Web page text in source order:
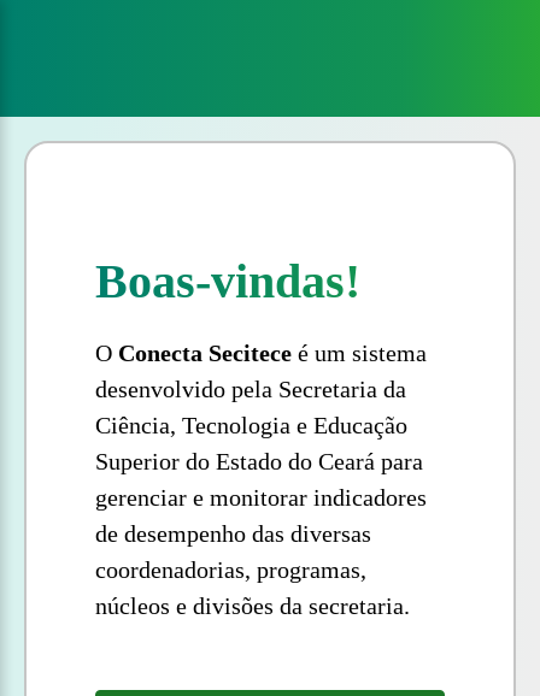
Boas-vindas!
O Conecta Secitece é um sistema
desenvolvido pela Secretaria da
Ciência, Tecnologia e Educação
Superior do Estado do Ceará para
gerenciar e monitorar indicadores
de desempenho das diversas
coordenadorias, programas,
núcleos e divisões da secretaria.